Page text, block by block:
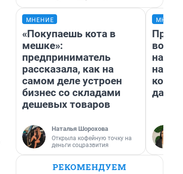
МНЕНИЕ
«Покупаешь кота в
мешке»:
предприниматель
рассказала, как на
самом деле устроен
бизнес со складами
дешевых товаров
Наталья Шорохова
Открыла кофейную точку на
деньги соцразвития
нам
даже
РЕКОМЕНДУЕМ